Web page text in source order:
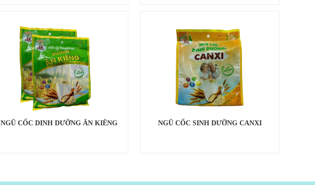
NGŨ CỐC DINH DƯỠNG ĂN KIÊNG NGŨ CỐC SINH DƯỠNG CANXI